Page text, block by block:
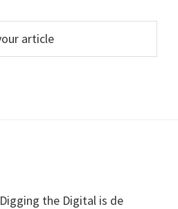
Digging the Digital is de